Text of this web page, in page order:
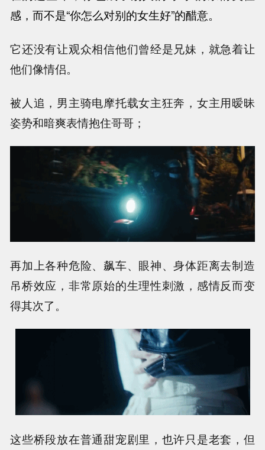
感，而不是“你怎么对别的女生好”的醋意。
它还没有让观众相信他们曾经是兄妹，就急着让
他们像情侣。
被人追，男主骑电摩托载女主狂奔，女主用暧昧
姿势和暗爽表情抱住哥哥；
再加上各种危险、飙车、眼神、身体距离去制造
吊桥效应，非常原始的生理性刺激，感情反而变
得其次了。
这些桥段放在普通甜宠剧里，也许只是老套，但